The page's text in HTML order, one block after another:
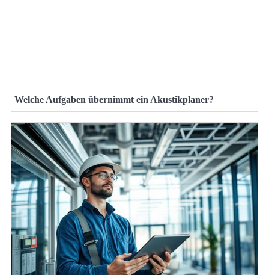
Welche Aufgaben übernimmt ein Akustikplaner?